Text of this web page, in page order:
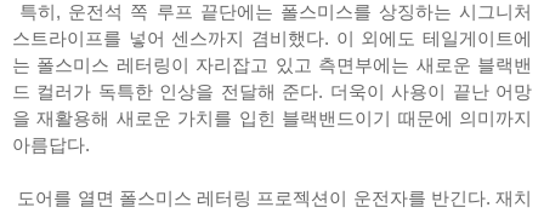
특히, 운전석 쪽 루프 끝단에는 폴스미스를 상징하는 시그니처
스트라이프를 넣어 센스까지 겸비했다. 이 외에도 테일게이트에
는 폴스미스 레터링이 자리잡고 있고 측면부에는 새로운 블랙밴
드 컬러가 독특한 인상을 전달해 준다. 더욱이 사용이 끝난 어망
을 재활용해 새로운 가치를 입힌 블랙밴드이기 때문에 의미까지
아름답다.
도어를 열면 폴스미스 레터링 프로젝션이 운전자를 반긴다. 재치